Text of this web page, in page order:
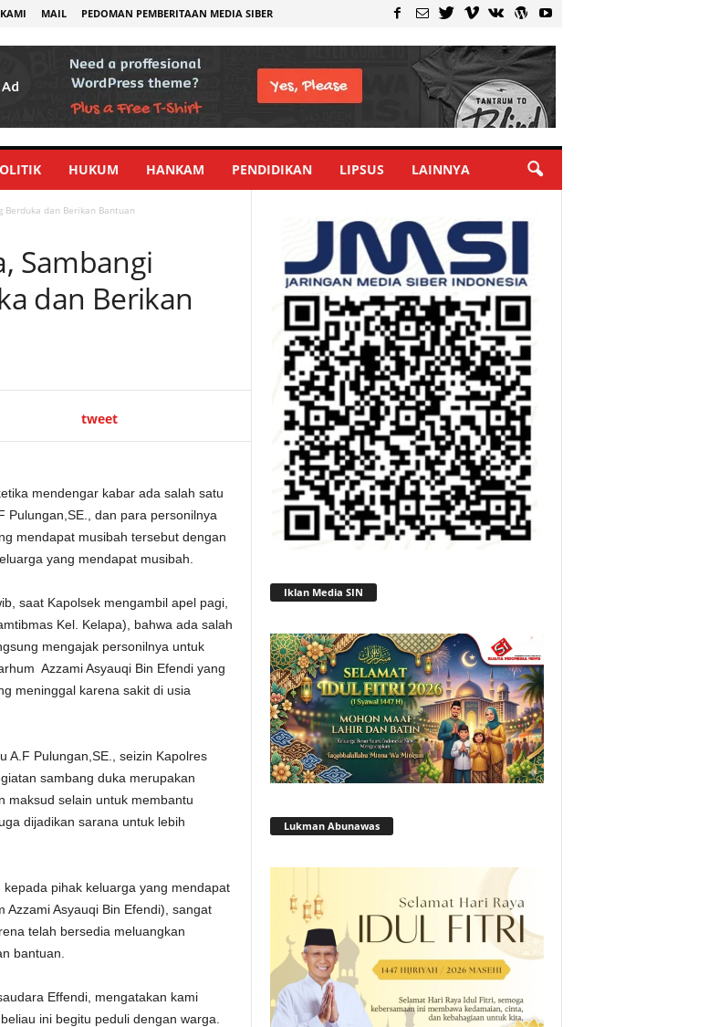
MAIL PEDOMAN PEMBERITAAN MEDIA SIBER
HUKUM HANKAM PENDIDIKAN LIPSUS LAINNYA
Berduka dan Berikan Bantuan
Sambangi
dan Berikan
tweet
mendengar kabar ada salah satu
Pulungan,SE., dan para personilnya
mendapat musibah tersebut dengan
yang mendapat musibah.
saat Kapolsek mengambil apel pagi,
Kel. Kelapa), bahwa ada salah
mengajak personilnya untuk
Azzami Asyauqi Bin Efendi yang
meninggal karena sakit di usia
A.F Pulungan,SE., seizin Kapolres
sambang duka merupakan
maksud selain untuk membantu
dijadikan sarana untuk lebih
pihak keluarga yang mendapat
Azzami Asyauqi Bin Efendi), sangat
telah bersedia meluangkan
bantuan.
Effendi, mengatakan kami
ini begitu peduli dengan warga.
Iklan Media SIN
Lukman Abunawas